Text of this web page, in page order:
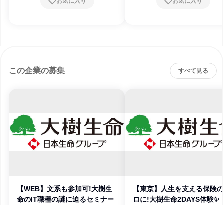
この企業の募集 すべて見る
【WEB】文系も参加可!大樹生
命のIT職種の謎に迫るセミナー
【東京】人生を支える保険
ロに!大樹生命2DAYS体験✨